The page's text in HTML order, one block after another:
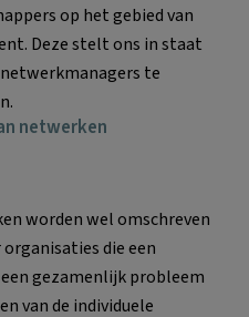
op het gebied van
Deze stelt ons in staat
te
netwerken
worden wel omschreven
die een
gezamenlijk probleem
van de individuele